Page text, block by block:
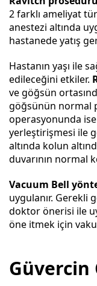
2 farklı ameliyat
anestezi altında
hastanede yatış
Hastanın yaşı ile
edileceğini etkiler.
ve göğsün
göğsünün normal
operasyonunda
yerleştirişmesi ile
altında kolun
duvarının normal
Vacuum Bell
uygulanır. Gerekli
doktor önerisi ile
öne itmek için
Güvercin